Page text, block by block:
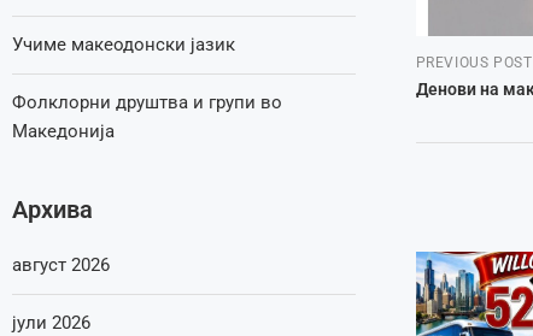
PREVIOUS POST
Денови на
Учиме макеодонски јазик
Фолклорни друштва и групи во
Македонија
Архива
август 2026
јули 2026